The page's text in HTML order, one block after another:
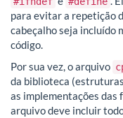
para evitar a repetição
cabeçalho seja incluído
código.
Por sua vez, o arquivo
da biblioteca
as implementações das
arquivo deve incluir